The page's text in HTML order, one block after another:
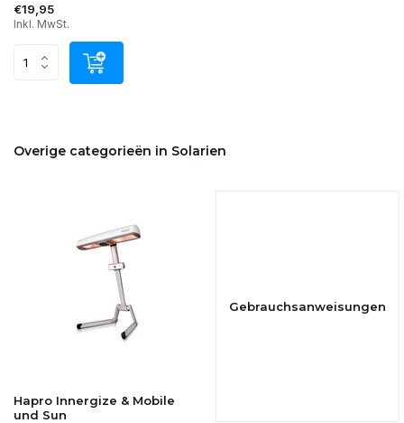
€19,95
Inkl. MwSt.
Overige categorieën in Solarien
Hapro Innergize & Mobile
und Sun
Gebrauchsanweisungen